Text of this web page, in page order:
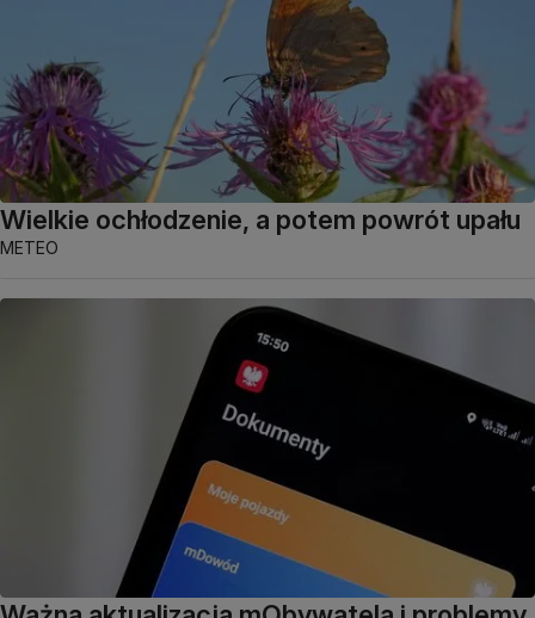
Wielkie ochłodzenie, a potem powrót upału
METEO